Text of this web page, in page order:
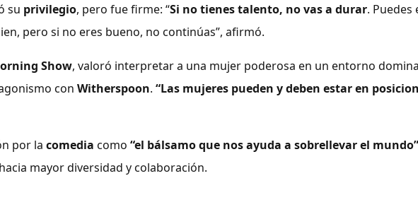
su privilegio, pero fue firme: “Si no tienes talento, no vas a durar.
pero si no eres bueno, no continúas”, afirmó.
Show, valoró interpretar a una mujer poderosa en un entorno
con Witherspoon. “Las mujeres pueden y deben estar en
por la comedia como “el bálsamo que nos ayuda a sobrellevar el mundo”
hacia mayor diversidad y colaboración.